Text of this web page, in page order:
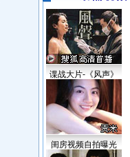
谍战大片-《风声》
闺房视频自拍曝光